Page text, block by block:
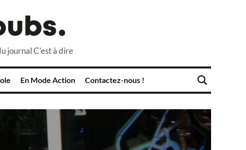
journal C'est à dire
En Mode Action Contactez-nous !